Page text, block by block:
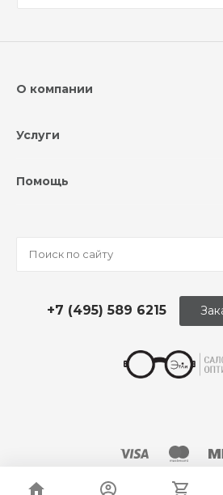
О компании
Услуги
Помощь
+7 (495) 589 6215